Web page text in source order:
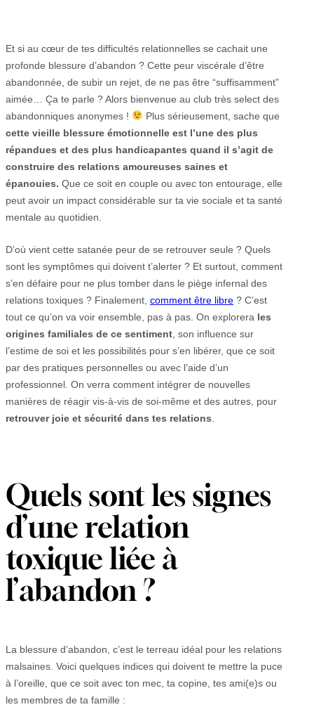
Et si au cœur de tes difficultés relationnelles se cachait une
profonde blessure d’abandon ? Cette peur viscérale d’être
abandonnée, de subir un rejet, de ne pas être “suffisamment”
aimée… Ça te parle ? Alors bienvenue au club très select des
abandonniques anonymes !
Plus sérieusement, sache que
cette vieille blessure émotionnelle est l’une des plus
répandues et des plus handicapantes quand il s’agit de
construire des relations amoureuses saines et
épanouies. Que ce soit en couple ou avec ton entourage, elle
peut avoir un impact considérable sur ta vie sociale et ta santé
mentale au quotidien.
D’où vient cette satanée peur de se retrouver seule ? Quels
sont les symptômes qui doivent t’alerter ? Et surtout, comment
s’en défaire pour ne plus tomber dans le piège infernal des
relations toxiques ? Finalement, comment être libre ? C’est
tout ce qu’on va voir ensemble, pas à pas. On explorera les
origines familiales de ce sentiment, son influence sur
l’estime de soi et les possibilités pour s’en libérer, que ce soit
par des pratiques personnelles ou avec l’aide d’un
professionnel. On verra comment intégrer de nouvelles
manières de réagir vis-à-vis de soi-même et des autres, pour
retrouver joie et sécurité dans tes relations.
Quels sont les signes
d’une relation
toxique liée à
l’abandon ?
La blessure d’abandon, c’est le terreau idéal pour les relations
malsaines. Voici quelques indices qui doivent te mettre la puce
à l’oreille, que ce soit avec ton mec, ta copine, tes ami(e)s ou
les membres de ta famille :